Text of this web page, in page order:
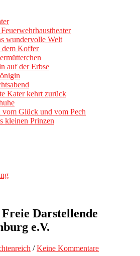
wundervolle Welt
dem Koffer
auf der Erbse
Kater kehrt zurück
vom Glück und vom Pech
kleinen Prinzen
Darstellende
e.V.
/Keine Kommentare